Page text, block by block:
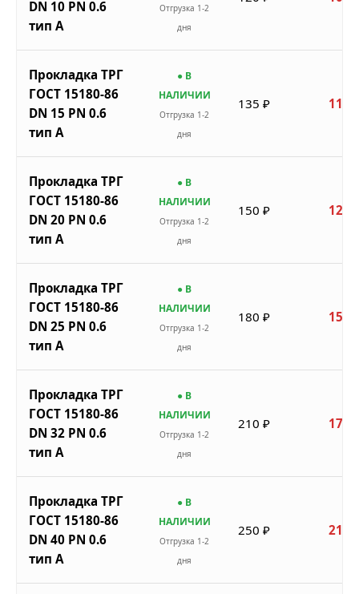
DN 10 PN 0.6
тип A
Отгрузка 1-2
дня
Прокладка ТРГ
ГОСТ 15180-86
DN 15 PN 0.6
тип A
● В
НАЛИЧИИ
Отгрузка 1-2
дня
135 ₽ 115
Прокладка ТРГ
ГОСТ 15180-86
DN 20 PN 0.6
тип A
● В
НАЛИЧИИ
Отгрузка 1-2
дня
150 ₽ 128
Прокладка ТРГ
ГОСТ 15180-86
DN 25 PN 0.6
тип A
● В
НАЛИЧИИ
Отгрузка 1-2
дня
180 ₽ 153
Прокладка ТРГ
ГОСТ 15180-86
DN 32 PN 0.6
тип A
● В
НАЛИЧИИ
Отгрузка 1-2
дня
210 ₽ 179
Прокладка ТРГ
ГОСТ 15180-86
DN 40 PN 0.6
тип A
● В
НАЛИЧИИ
Отгрузка 1-2
дня
250 ₽ 213